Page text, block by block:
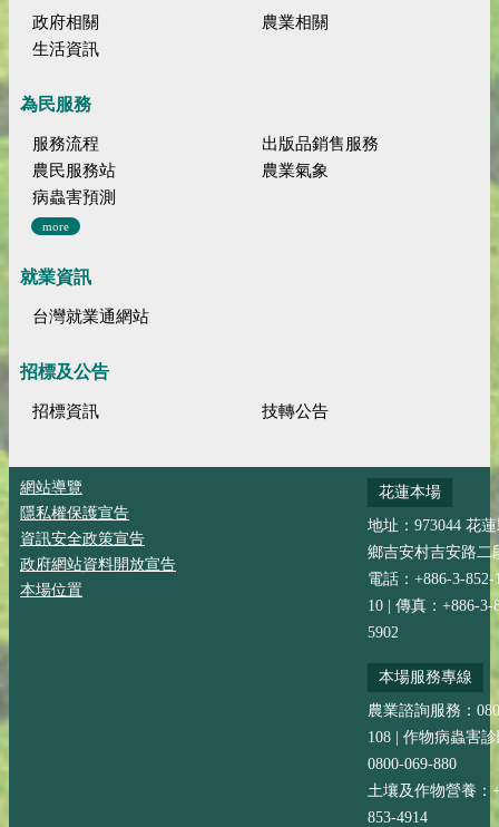
政府相關
農業相關
生活資訊
為民服務
服務流程
出版品銷售服務
農民服務站
農業氣象
病蟲害預測
more
就業資訊
台灣就業通網站
招標及公告
招標資訊 技轉公告
網站導覽
隱私權保護宣告
資訊安全政策宣告
政府網站資料開放宣告
本場位置
花蓮本場
地址：973044 花
鄉吉安村吉安路二
電話：+886-3-852-
10 | 傳真：+886-3-
5902
本場服務專線
農業諮詢服務：
108 | 作物病蟲害
0800-069-880
土壤及作物營養：
853-4914